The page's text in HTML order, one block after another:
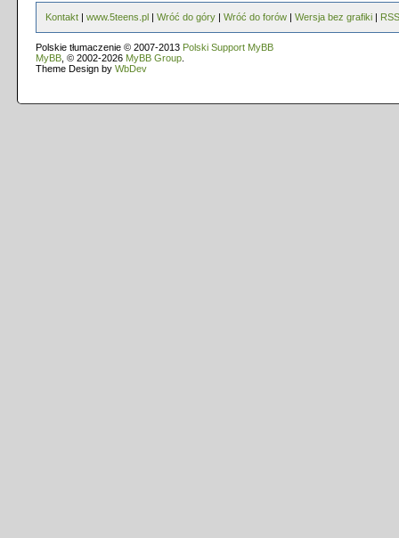
Kontakt | www.5teens.pl | Wróć do góry | Wróć do forów | Wersja bez grafiki | RSS
Polskie tłumaczenie © 2007-2013 Polski Support MyBB
MyBB , © 2002-2026 MyBB Group
Theme Design by WbDev